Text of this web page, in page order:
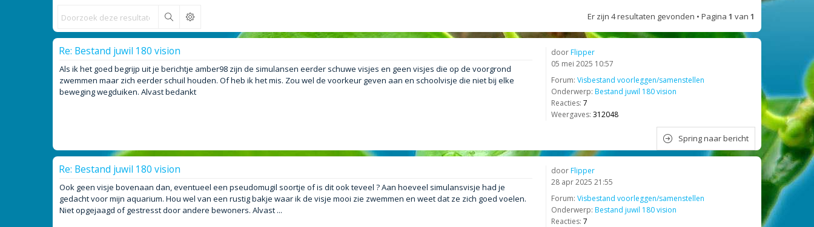
Zoek Er zijn 4 resultaten gevonden • Pagina 1 van 1
doorFlipper
05 mei 2025 10:57
Forum: Visbestand voorleggen/samenstellen
Onderwerp: Bestand juwil 180 vision
Reacties: 7
Weergaves: 312048
Re: Bestand juwil 180 vision
Als ik het goed begrijp uit je berichtje amber98 zijn de simulansen eerder schuwe visjes en geen visjes die op de voorgrond
zwemmen maar zich eerder schuil houden. Of heb ik het mis. Zou wel de voorkeur geven aan en schoolvisje die niet bij elke
beweging wegduiken. Alvast bedankt
Spring naar bericht
doorFlipper
28 apr 2025 21:55
Forum: Visbestand voorleggen/samenstellen
Onderwerp: Bestand juwil 180 vision
Reacties: 7
Re: Bestand juwil 180 vision
Ook geen visje bovenaan dan, eventueel een pseudomugil soortje of is dit ook teveel ? Aan hoeveel simulansvisje had je
gedacht voor mijn aquarium. Hou wel van een rustig bakje waar ik de visje mooi zie zwemmen en weet dat ze zich goed voelen.
Niet opgejaagd of gestresst door andere bewoners. Alvast ...